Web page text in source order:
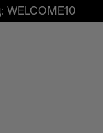
Перше